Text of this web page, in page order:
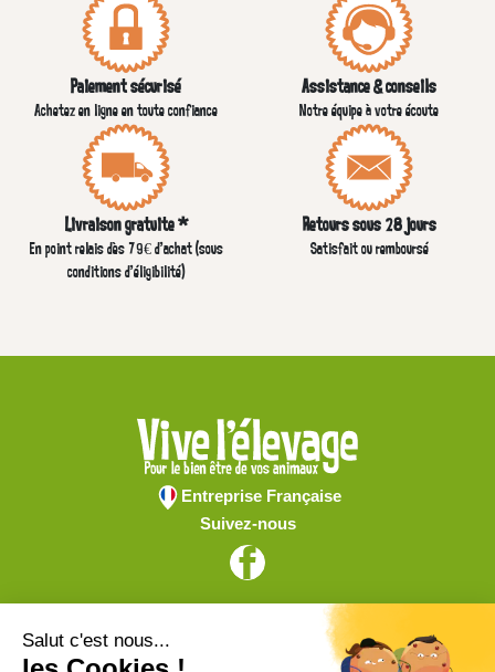
Paiement sécurisé
Achetez en ligne en toute confiance
Assistance & conseils
Notre équipe à votre écoute
Livraison gratuite *
En point relais dès 79€ d’achat (sous
conditions d'éligibilité)
Retours sous 28 jours
Satisfait ou remboursé
Entreprise Française
Suivez-nous